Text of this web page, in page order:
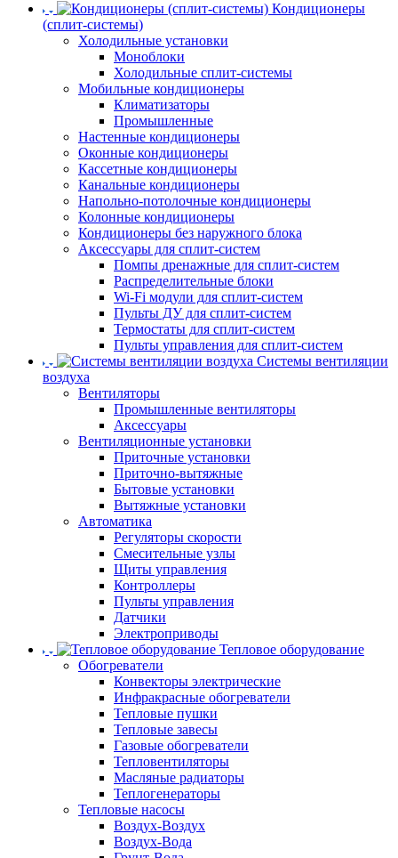
Кондиционеры
(сплит-системы)
Холодильные установки
Моноблоки
Холодильные сплит-системы
Мобильные кондиционеры
Климатизаторы
Промышленные
Настенные кондиционеры
Оконные кондиционеры
Кассетные кондиционеры
Канальные кондиционеры
Напольно-потолочные кондиционеры
Колонные кондиционеры
Кондиционеры без наружного блока
Аксессуары для сплит-систем
Помпы дренажные для сплит-систем
Распределительные блоки
Wi-Fi модули для сплит-систем
Пульты ДУ для сплит-систем
Термостаты для сплит-систем
Пульты управления для сплит-систем
Системы вентиляции
воздуха
Вентиляторы
Промышленные вентиляторы
Аксессуары
Вентиляционные установки
Приточные установки
Приточно-вытяжные
Бытовые установки
Вытяжные установки
Автоматика
Регуляторы скорости
Смесительные узлы
Щиты управления
Контроллеры
Пульты управления
Датчики
Электроприводы
Тепловое оборудование
Обогреватели
Конвекторы электрические
Инфракрасные обогреватели
Тепловые пушки
Тепловые завесы
Газовые обогреватели
Тепловентиляторы
Масляные радиаторы
Теплогенераторы
Тепловые насосы
Воздух-Воздух
Воздух-Вода